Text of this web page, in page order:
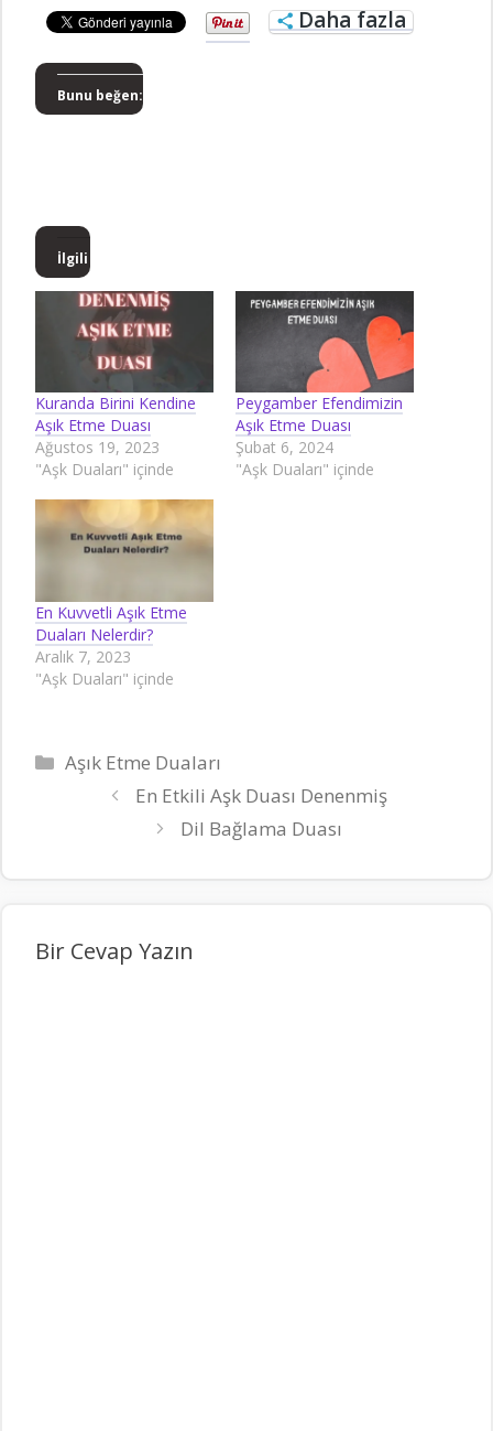
Daha fazla
Bunu beğen:
İlgili
Kuranda Birini Kendine
Aşık Etme Duası
Ağustos 19, 2023
"Aşk Duaları" içinde
Peygamber Efendimizin
Aşık Etme Duası
Şubat 6, 2024
"Aşk Duaları" içinde
En Kuvvetli Aşık Etme
Duaları Nelerdir?
Aralık 7, 2023
"Aşk Duaları" içinde
Kategoriler
Aşık Etme Duaları
En Etkili Aşk Duası Denenmiş
Dil Bağlama Duası
Bir Cevap Yazın